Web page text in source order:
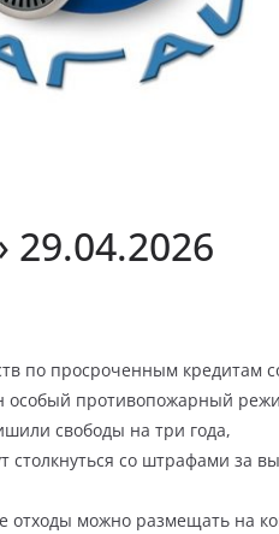
29.04.2026
по просроченным кредитам
особый противопожарный
свободы на три года,
столкнуться со штрафами за
отходы можно размещать на